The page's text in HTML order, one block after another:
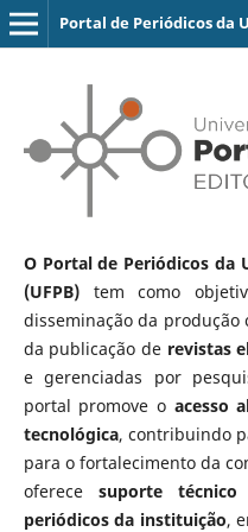
Portal de Periódicos da
O Portal de Periódicos da
(UFPB)tem como
disseminação da
da publicação de revistas
e gerenciadas por
portal promove o acesso
tecnológica, contribuindo
para o fortalecimento da
oferece suporte
periódicos da instituição,